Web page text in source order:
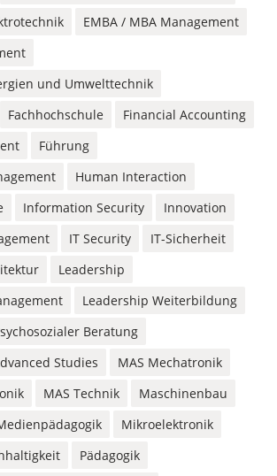
EMBA / MBA Management
und Umwelttechnik
Fachhochschule
Financial Accounting
Führung
Human Interaction
Information Security
Innovation
IT Security
IT-Sicherheit
Leadership
Leadership Weiterbildung
Beratung
Studies
MAS Mechatronik
MAS Technik
Maschinenbau
Mikroelektronik
Pädagogik